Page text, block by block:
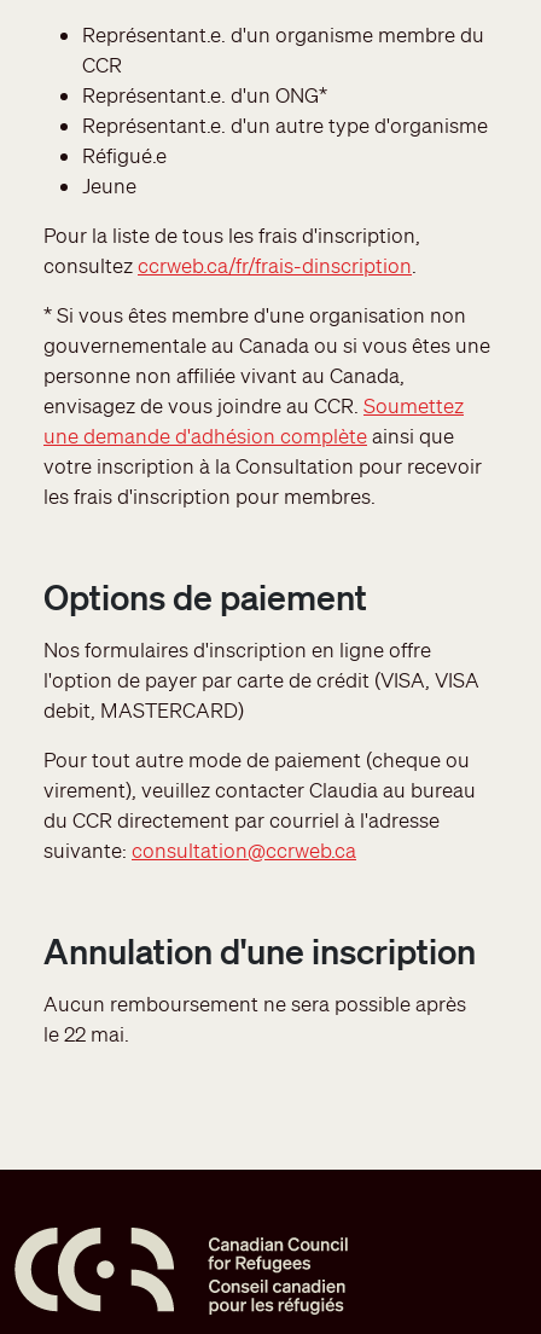
Représentant.e. d'un organisme membre du
CCR
Représentant.e. d'un ONG*
Représentant.e. d'un autre type d'organisme
Réfigué.e
Jeune
Pour la liste de tous les frais d'inscription,
consultezccrweb.ca/fr/frais-dinscription
*Si vous êtes membre d'une organisation non
gouvernementale au Canada ou si vous êtes une
personne non affiliée vivant au Canada,
envisagez de vous joindre au CCR. Soumettez
une demande d'adhésion complèteainsi que
votre inscription à la Consultation pour recevoir
les frais d'inscription pour membres.
Options de paiement
Nos formulaires d'inscription en ligne offre
l'option de payer par carte de crédit (VISA, VISA
debit, MASTERCARD)
Pour tout autre mode de paiement (cheque ou
virement), veuillez contacter Claudia au bureau
du CCR directement par courriel à l'adresse
suivante: consultation@ccrweb.ca
Annulation d'une inscription
Aucun remboursement ne sera possible après
le 22 mai.